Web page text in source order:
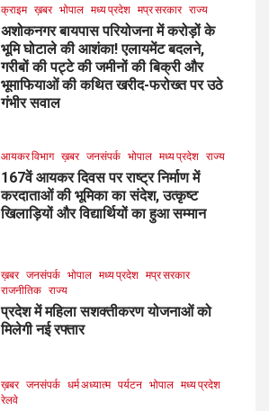
क्राइम ख़बर भोपाल मध्य प्रदेश मप्र सरकार राज्य
अशोकनगर बायपास परियोजना में करोड़ों के
भूमि घोटाले की आशंका! एलायमेंट बदलने,
गरीबों की पट्टे की जमीनों की बिक्री और
भूमाफियाओं की कथित खरीद-फरोख्त पर उठे
गंभीर सवाल
आयकर विभाग ख़बर जनसंपर्क भोपाल मध्य प्रदेश राज्य
167वें आयकर दिवस पर राष्ट्र निर्माण में
करदाताओं की भूमिका का संदेश, उत्कृष्ट
खिलाड़ियों और विद्यार्थियों का हुआ सम्मान
ख़बर जनसंपर्क भोपाल मध्य प्रदेश मप्र सरकार
राजनीतिक राज्य
प्रदेश में महिला सशक्तीकरण योजनाओं को
मिलेगी नई रफ्तार
ख़बर जनसंपर्क धर्म अध्यात्म पर्यटन भोपाल मध्य प्रदेश
रेलवे